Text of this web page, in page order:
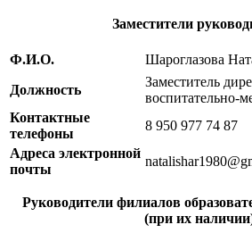
Заместители
Ф.И.О.
Шароглазова
Должность
Заместитель
воспитательно-
Контактные
телефоны
8 950 977 74 87
Адреса электронной
почты
Руководители филиалов
(при их